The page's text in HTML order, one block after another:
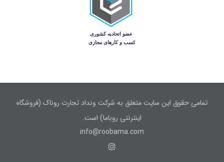
تمامی حقوق این سایت متعلق به شرکت ونداد تجارت روناک (فروشگاه
اینترنتی روباما) است.
info@roobama.com